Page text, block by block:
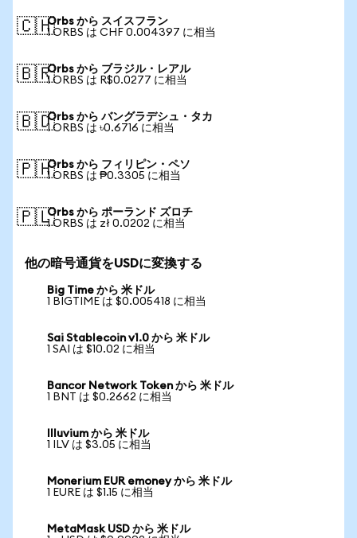
🇨🇭Orbs から スイスフラン
1 ORBS は CHF 0.004397 に相当
🇧🇷Orbs から ブラジル・レアル
1 ORBS は R$0.0277 に相当
🇧🇩Orbs から バングラデシュ・タカ
1 ORBS は ৳0.6716 に相当
🇵🇭Orbs から フィリピン・ペソ
1 ORBS は ₱0.3305 に相当
🇵🇱Orbs から ポーランド ズロチ
1 ORBS は zł 0.0202 に相当
他の暗号通貨をUSDに変換する
Big Time から 米ドル
1 BIGTIME は $0.005418 に相当
Sai Stablecoin v1.0 から 米ドル
1 SAI は $10.02 に相当
Bancor Network Token から 米ドル
1 BNT は $0.2662 に相当
Illuvium から 米ドル
1 ILV は $3.05 に相当
Monerium EUR emoney から 米ドル
1 EURE は $1.15 に相当
MetaMask USD から 米ドル